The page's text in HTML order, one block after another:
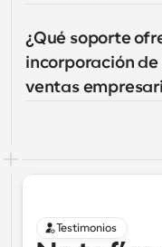
¿Qué soporte
incorporación
ventas
Testimonios